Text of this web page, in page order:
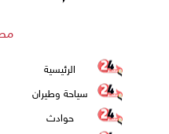
الرئيسية
سياحة وطيران
حوادث